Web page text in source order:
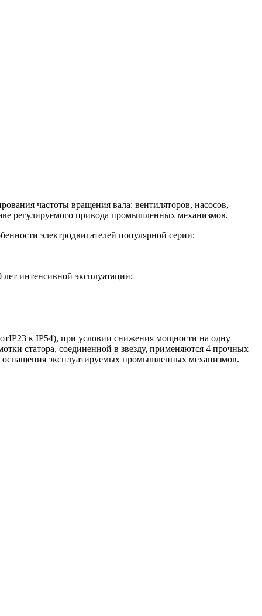
частоты вращения вала: вентиляторов, насосов,
регулируемого привода промышленных механизмов.
электродвигателей популярной серии:
лет интенсивной эксплуатации;
к IP54), при условии снижения мощности на одну
статора, соединенной в звезду, применяются 4 прочных
эксплуатируемых промышленных механизмов.